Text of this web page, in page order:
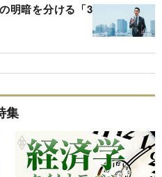
明暗を分ける「3
集